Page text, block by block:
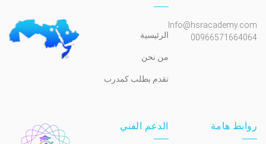
Info@hsracademy.com
00966571664064
الرئيسية
من نحن
تقدم بطلب كمدرب
روابط هامة الدعم الفني